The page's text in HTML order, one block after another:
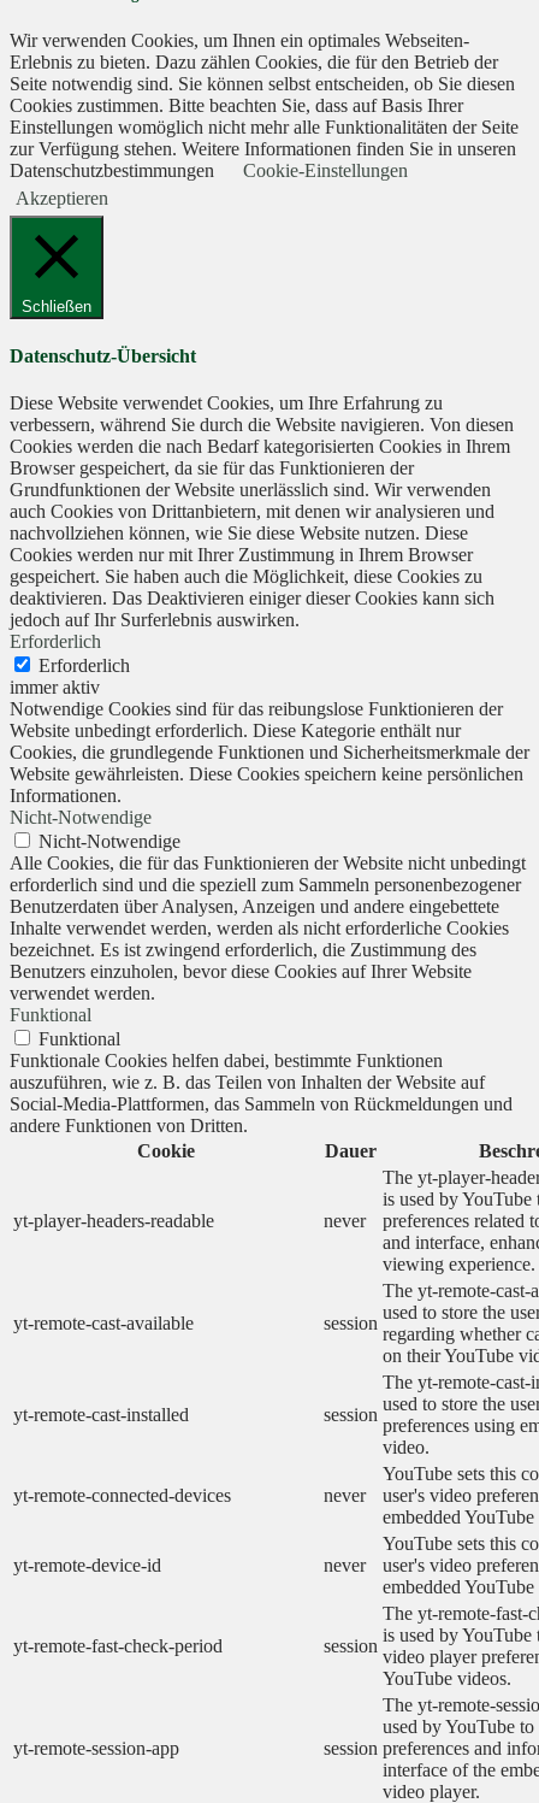
Wir verwenden Cookies, um Ihnen ein optimales Webseiten-
Erlebnis zu bieten. Dazu zählen Cookies, die für den Betrieb der
Seite notwendig sind. Sie können selbst entscheiden, ob Sie diesen
Cookies zustimmen. Bitte beachten Sie, dass auf Basis Ihrer
Einstellungen womöglich nicht mehr alle Funktionalitäten der Seite
zur Verfügung stehen. Weitere Informationen finden Sie in unseren
Datenschutzbestimmungen
Cookie-Einstellungen
Akzeptieren
Schließen
Datenschutz-Übersicht
Diese Website verwendet Cookies, um Ihre Erfahrung zu
verbessern, während Sie durch die Website navigieren. Von diesen
Cookies werden die nach Bedarf kategorisierten Cookies in Ihrem
Browser gespeichert, da sie für das Funktionieren der
Grundfunktionen der Website unerlässlich sind. Wir verwenden
auch Cookies von Drittanbietern, mit denen wir analysieren und
nachvollziehen können, wie Sie diese Website nutzen. Diese
Cookies werden nur mit Ihrer Zustimmung in Ihrem Browser
gespeichert. Sie haben auch die Möglichkeit, diese Cookies zu
deaktivieren. Das Deaktivieren einiger dieser Cookies kann sich
jedoch auf Ihr Surferlebnis auswirken.
Erforderlich
Erforderlich
immer aktiv
Notwendige Cookies sind für das reibungslose Funktionieren der
Website unbedingt erforderlich. Diese Kategorie enthält nur
Cookies, die grundlegende Funktionen und Sicherheitsmerkmale der
Website gewährleisten. Diese Cookies speichern keine persönlichen
Informationen.
Nicht-Notwendige
Nicht-Notwendige
Alle Cookies, die für das Funktionieren der Website nicht unbedingt
erforderlich sind und die speziell zum Sammeln personenbezogener
Benutzerdaten über Analysen, Anzeigen und andere eingebettete
Inhalte verwendet werden, werden als nicht erforderliche Cookies
bezeichnet. Es ist zwingend erforderlich, die Zustimmung des
Benutzers einzuholen, bevor diese Cookies auf Ihrer Website
verwendet werden.
Funktional
Funktional
Funktionale Cookies helfen dabei, bestimmte Funktionen
auszuführen, wie z. B. das Teilen von Inhalten der Website auf
Social-Media-Plattformen, das Sammeln von Rückmeldungen und
andere Funktionen von Dritten.
Cookie
Dauer
yt-player-headers-readable never
The yt-player-
is used by YouTube
preferences related
and interface,
viewing experience.
yt-remote-cast-available session
The yt-remote-cast-
used to store the
regarding whether
on their YouTube
yt-remote-cast-installed session
The yt-remote-cast-
used to store the
preferences using
video.
yt-remote-connected-devices never
YouTube sets this
user's video
embedded
yt-remote-device-id never
YouTube sets this
user's video
embedded
yt-remote-fast-check-period session
The yt-remote-fast-
is used by YouTube
video player
YouTube videos.
yt-remote-session-app session
The yt-remote-
used by YouTube to
preferences and
interface of the
video player.